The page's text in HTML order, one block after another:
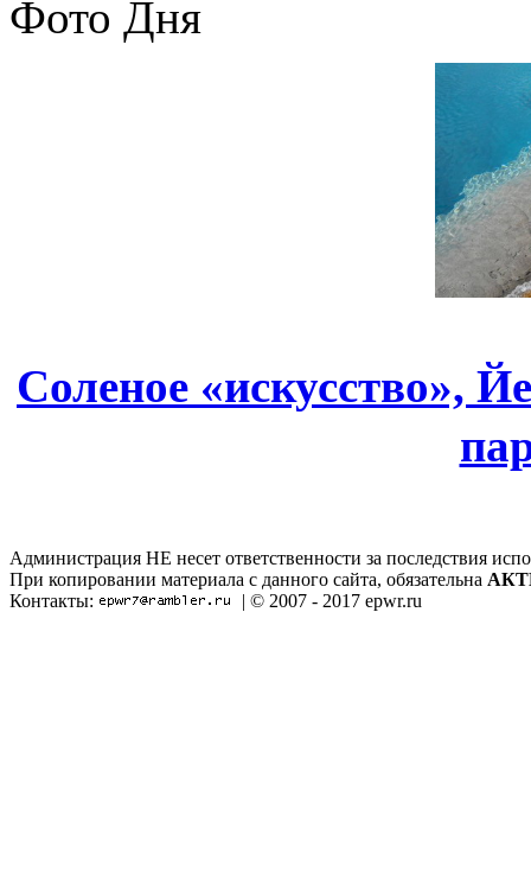
Фото Дня
Соленое «искусство»,
Администрация НЕ несет ответственности за последствия
При копировании материала с данного сайта, обязательна
Контакты:
| © 2007 - 2017 epwr.ru